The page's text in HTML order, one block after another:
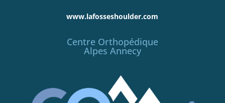
www.lafosseshoulder.com
Centre Orthopédique
Alpes Annecy